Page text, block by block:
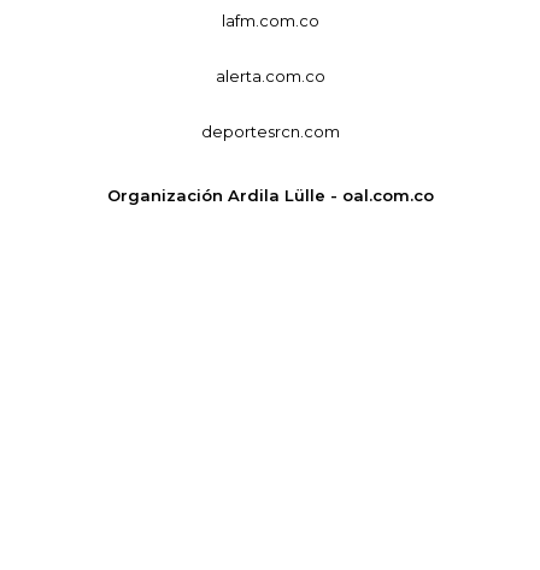
lafm.com.co
alerta.com.co
deportesrcn.com
Organización Ardila Lülle - oal.com.co